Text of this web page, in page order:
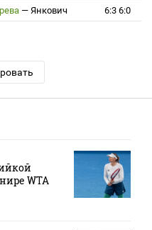
— Янкович 6:3 6:0
WTA